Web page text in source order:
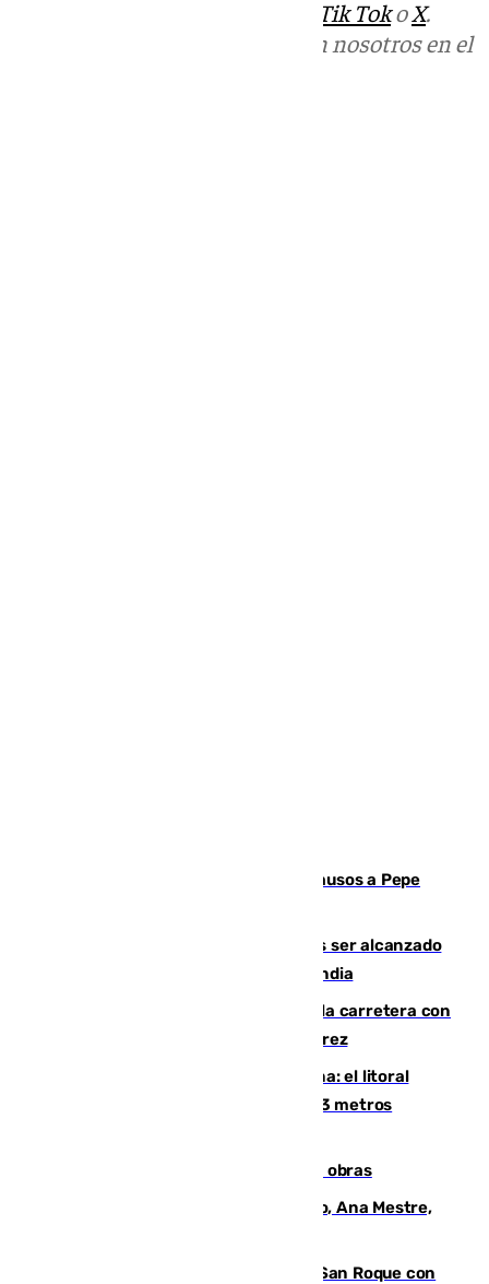
Tik TokoX.
Puedes ponerte en contacto con nosotros en el
Granada despide con lágrimas y aplausos a Pepe
Un futbolista de 24 años muere tras ser alcanzado
por un rayo durante un partido en Tailandia
Muere un conductor tras salirse de la carretera con
su turismo en la A-480 a la altura de Jerez
Julio supera a junio en basura marina: el litoral
occidental malagueño recoge más de 33 metros
El Cádiz se afila ante un Granada en obras
La nueva presidenta del Parlamento, Ana Mestre,
Estabilizado el incendio forestal de San Roque con